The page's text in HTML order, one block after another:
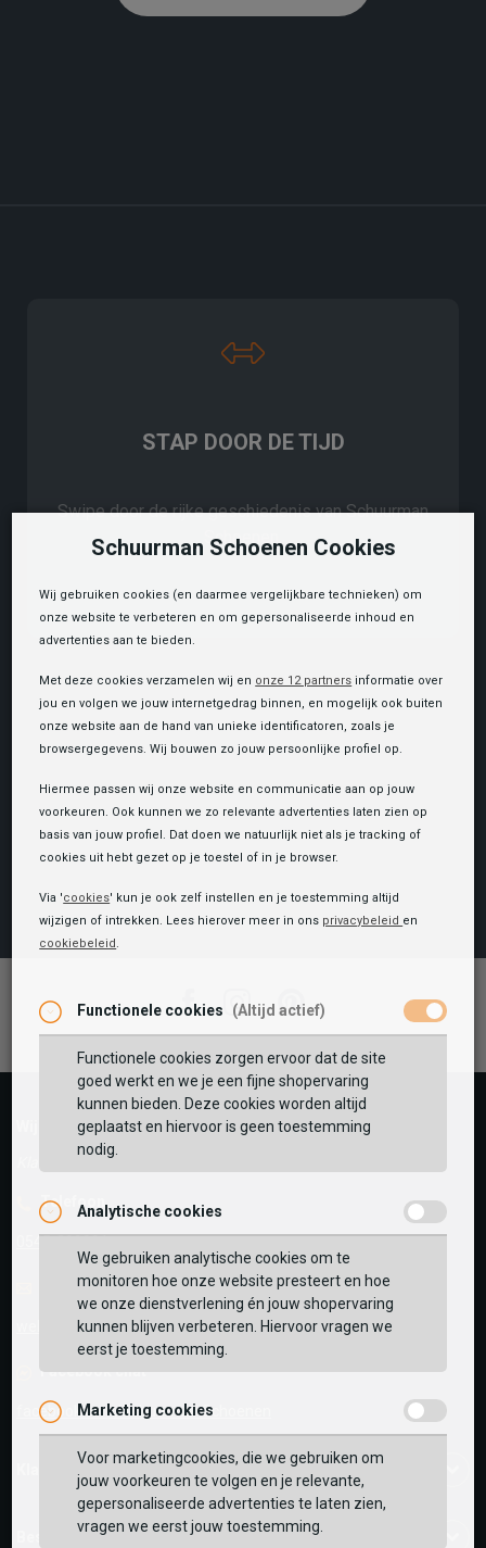
STAP DOOR DE TIJD
Swipe door de rijke geschiedenis van Schuurman
Schoenen.
Facebook InstagramPinterest
Wij helpen je graag!
Klantenservice is gesloten
Telefoon
E-mail Antwoord binnen 24 uur
webshop@schuurman-schoenen.nl
Facebook chat
facebook.com/SchuurmanSchoenen
Klantenservice
Bestelinformatie
Schuurman Schoenen Cookies
Wij gebruiken cookies (en daarmee vergelijkbare technieken) om
onze website te verbeteren en om gepersonaliseerde inhoud en
advertenties aan te bieden.
Met deze cookies verzamelen wij en onze 12 partners informatie over
jou en volgen we jouw internetgedrag binnen, en mogelijk ook buiten
onze website aan de hand van unieke identificatoren, zoals je
browsergegevens. Wij bouwen zo jouw persoonlijke profiel op.
Hiermee passen wij onze website en communicatie aan op jouw
voorkeuren. Ook kunnen we zo relevante advertenties laten zien op
basis van jouw profiel. Dat doen we natuurlijk niet als je tracking of
cookies uit hebt gezet op je toestel of in je browser.
Via 'cookies' kun je ook zelf instellen en je toestemming altijd
wijzigen of intrekken. Lees hierover meer in ons privacybeleid en
cookiebeleid .
Functionele cookies (Altijd actief)
Functionele cookies zorgen ervoor dat de site
goed werkt en we je een fijne shopervaring
kunnen bieden. Deze cookies worden altijd
geplaatst en hiervoor is geen toestemming
nodig.
Analytische cookies
We gebruiken analytische cookies om te
monitoren hoe onze website presteert en hoe
we onze dienstverlening én jouw shopervaring
kunnen blijven verbeteren. Hiervoor vragen we
eerst je toestemming.
Marketing cookies
Voor marketingcookies, die we gebruiken om
jouw voorkeuren te volgen en je relevante,
gepersonaliseerde advertenties te laten zien,
vragen we eerst jouw toestemming.